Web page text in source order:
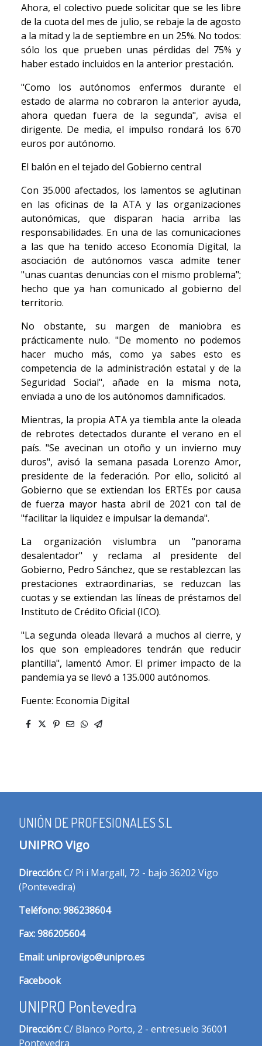
Ahora, el colectivo puede solicitar que se les libre
de la cuota del mes de julio, se rebaje la de agosto
a la mitad y la de septiembre en un 25%. No todos:
sólo los que prueben unas pérdidas del 75% y
haber estado incluidos en la anterior prestación.
"Como los autónomos enfermos durante el
estado de alarma no cobraron la anterior ayuda,
ahora quedan fuera de la segunda", avisa el
dirigente. De media, el impulso rondará los 670
euros por autónomo.
El balón en el tejado del Gobierno central
Con 35.000 afectados, los lamentos se aglutinan
en las oficinas de la ATA y las organizaciones
autonómicas, que disparan hacia arriba las
responsabilidades. En una de las comunicaciones
a las que ha tenido acceso Economía Digital, la
asociación de autónomos vasca admite tener
"unas cuantas denuncias con el mismo problema";
hecho que ya han comunicado al gobierno del
territorio.
No obstante, su margen de maniobra es
prácticamente nulo. "De momento no podemos
hacer mucho más, como ya sabes esto es
competencia de la administración estatal y de la
Seguridad Social", añade en la misma nota,
enviada a uno de los autónomos damnificados.
Mientras, la propia ATA ya tiembla ante la oleada
de rebrotes detectados durante el verano en el
país. "Se avecinan un otoño y un invierno muy
duros", avisó la semana pasada Lorenzo Amor,
presidente de la federación. Por ello, solicitó al
Gobierno que se extiendan los ERTEs por causa
de fuerza mayor hasta abril de 2021 con tal de
"facilitar la liquidez e impulsar la demanda".
La organización vislumbra un "panorama
desalentador" y reclama al presidente del
Gobierno, Pedro Sánchez, que se restablezcan las
prestaciones extraordinarias, se reduzcan las
cuotas y se extiendan las líneas de préstamos del
Instituto de Crédito Oficial (ICO).
"La segunda oleada llevará a muchos al cierre, y
los que son empleadores tendrán que reducir
plantilla", lamentó Amor. El primer impacto de la
pandemia ya se llevó a 135.000 autónomos.
Fuente: Economia Digital
UNIÓN DE PROFESIONALES S.L
UNIPRO Vigo
Dirección:C/ Pi i Margall, 72 - bajo 36202 Vigo
(Pontevedra)
Teléfono:986238604
Fax:986205604
Email: uniprovigo@unipro.es
Facebook
UNIPRO Pontevedra
Dirección:C/ Blanco Porto, 2 - entresuelo 36001
Pontevedra